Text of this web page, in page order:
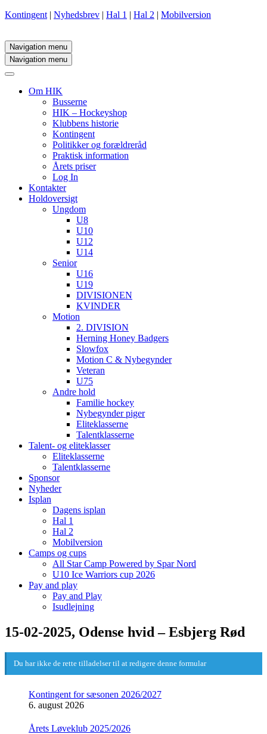
Kontingent | Nyhedsbrev | Hal 1 | Hal 2 | Mobilversion
Navigation menu
Navigation menu
Om HIK
Busserne
HIK – Hockeyshop
Klubbens historie
Kontingent
Politikker og forældreråd
Praktisk information
Årets priser
Log In
Kontakter
Holdoversigt
Ungdom
U8
U10
U12
U14
Senior
U16
U19
DIVISIONEN
KVINDER
Motion
2. DIVISION
Herning Honey Badgers
Slowfox
Motion C & Nybegynder
Veteran
U75
Andre hold
Familie hockey
Nybegynder piger
Eliteklasserne
Talentklasserne
Talent- og eliteklasser
Eliteklasserne
Talentklasserne
Sponsor
Nyheder
Isplan
Dagens isplan
Hal 1
Hal 2
Mobilversion
Camps og cups
All Star Camp Powered by Spar Nord
U10 Ice Warriors cup 2026
Pay and play
Pay and Play
Isudlejning
15-02-2025, Odense hvid – Esbjerg Rød
Du har ikke de rette tilladelser til at redigere denne formular
Kontingent for sæsonen 2026/2027
6. august 2026
Årets Løveklub 2025/2026